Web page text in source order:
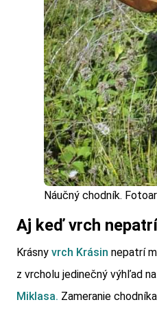
Náučný chodník.
Aj keď vrch
Krásny vrch Krásin nepatrí
z vrcholu jedinečný výhľad
Miklasa. Zameranie